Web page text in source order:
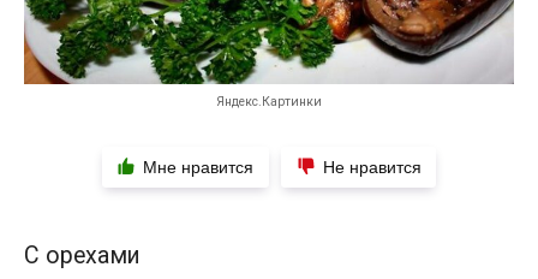
Яндекс.Картинки
Мне нравится Не нравится
С орехами